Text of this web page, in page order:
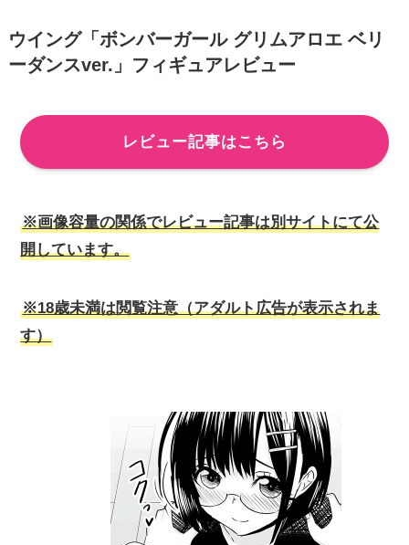
ウイング「ボンバーガール グリムアロエ ベリ
ーダンスver.」フィギュアレビュー
レビュー記事はこちら
※画像容量の関係でレビュー記事は別サイトにて公
開しています。
※18歳未満は閲覧注意（アダルト広告が表示されま
す）